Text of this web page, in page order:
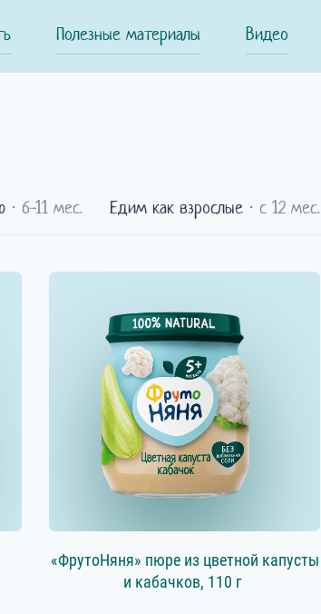
Полезные материалы Видео
⋅ 6-11 мес. Едим как взрослые ⋅ с 12 мес.
«ФрутоНяня» пюре из цветной капусты
и кабачков, 110 г